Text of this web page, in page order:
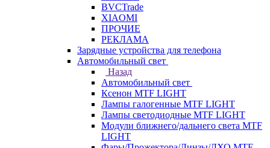
BVCTrade
XIAOMI
ПРОЧИЕ
РЕКЛАМА
Зарядные устройства для телефона
Автомобильный свет
Назад
Автомобильный свет
Ксенон MTF LIGHT
Лампы галогенные MTF LIGHT
Лампы светодиодные MTF LIGHT
Модули ближнего/дальнего света MTF
LIGHT